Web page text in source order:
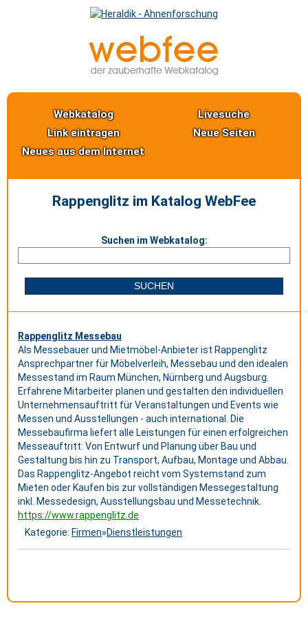
Webkatalog
Livesuche
Link eintragen
Neue Seiten
Neues aus dem Internet
Rappenglitz im Katalog WebFee
Suchen im Webkatalog:
Rappenglitz Messebau
Als Messebauer und Mietmöbel-Anbieter ist Rappenglitz
Ansprechpartner für Möbelverleih, Messebau und den idealen
Messestand im Raum München, Nürnberg und Augsburg.
Erfahrene Mitarbeiter planen und gestalten den individuellen
Unternehmensauftritt für Veranstaltungen und Events wie
Messen und Ausstellungen - auch international. Die
Messebaufirma liefert alle Leistungen für einen erfolgreichen
Messeauftritt: Von Entwurf und Planung über Bau und
Gestaltung bis hin zu Transport, Aufbau, Montage und Abbau.
Das Rappenglitz-Angebot reicht vom Systemstand zum
Mieten oder Kaufen bis zur vollständigen Messegestaltung
inkl. Messedesign, Ausstellungsbau und Messetechnik.
https://www.rappenglitz.de
Kategorie: Firmen»Dienstleistungen